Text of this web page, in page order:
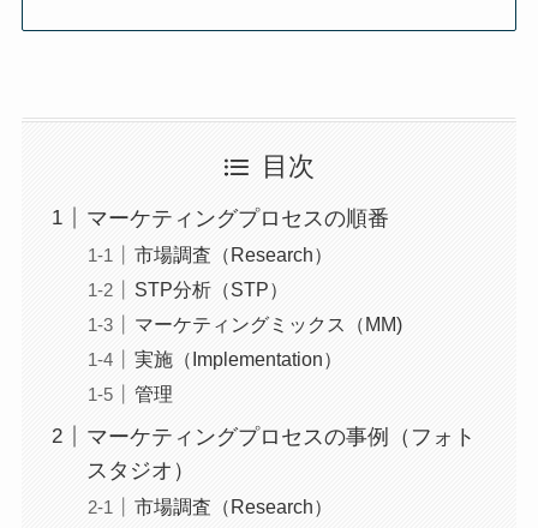
目次
マーケティングプロセスの順番
市場調査（Research）
STP分析（STP）
マーケティングミックス（MM)
実施（Implementation）
管理
マーケティングプロセスの事例（フォト
スタジオ）
市場調査（Research）